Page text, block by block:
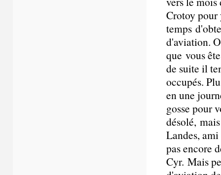
Crotoy pour
temps
d'aviation.
que vous
de suite il
occupés.
en une
gosse pour
désolé,
Landes,
pas encore
Cyr. Mais